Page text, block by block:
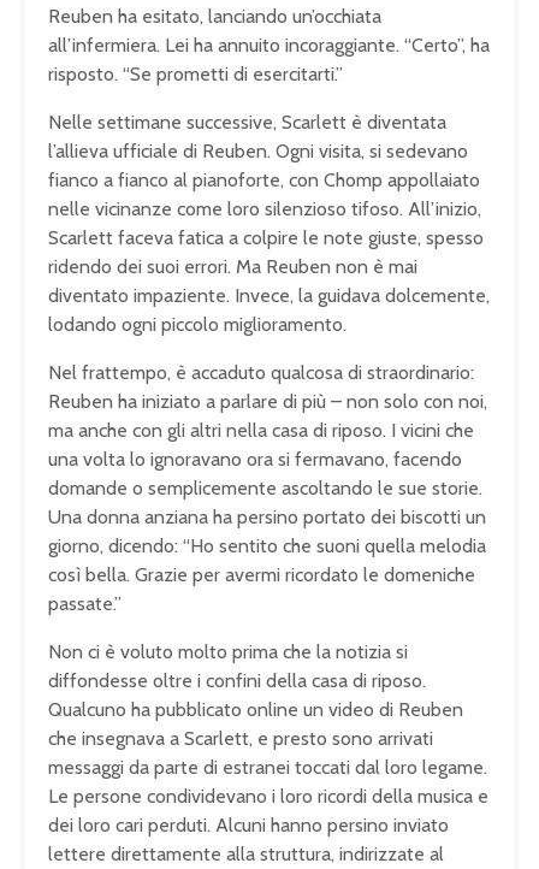
Reuben ha esitato, lanciando un’occhiata
all’infermiera. Lei ha annuito incoraggiante. “Certo”, ha
risposto. “Se prometti di esercitarti.”
Nelle settimane successive, Scarlett è diventata
l’allieva ufficiale di Reuben. Ogni visita, si sedevano
fianco a fianco al pianoforte, con Chomp appollaiato
nelle vicinanze come loro silenzioso tifoso. All’inizio,
Scarlett faceva fatica a colpire le note giuste, spesso
ridendo dei suoi errori. Ma Reuben non è mai
diventato impaziente. Invece, la guidava dolcemente,
lodando ogni piccolo miglioramento.
Nel frattempo, è accaduto qualcosa di straordinario:
Reuben ha iniziato a parlare di più – non solo con noi,
ma anche con gli altri nella casa di riposo. I vicini che
una volta lo ignoravano ora si fermavano, facendo
domande o semplicemente ascoltando le sue storie.
Una donna anziana ha persino portato dei biscotti un
giorno, dicendo: “Ho sentito che suoni quella melodia
così bella. Grazie per avermi ricordato le domeniche
passate.”
Non ci è voluto molto prima che la notizia si
diffondesse oltre i confini della casa di riposo.
Qualcuno ha pubblicato online un video di Reuben
che insegnava a Scarlett, e presto sono arrivati
messaggi da parte di estranei toccati dal loro legame.
Le persone condividevano i loro ricordi della musica e
dei loro cari perduti. Alcuni hanno persino inviato
lettere direttamente alla struttura, indirizzate al